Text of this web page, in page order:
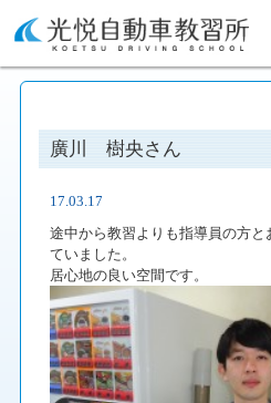
廣川 樹央さん
17.03.17
途中から教習よりも指導員の方
ていました。
居心地の良い空間です。